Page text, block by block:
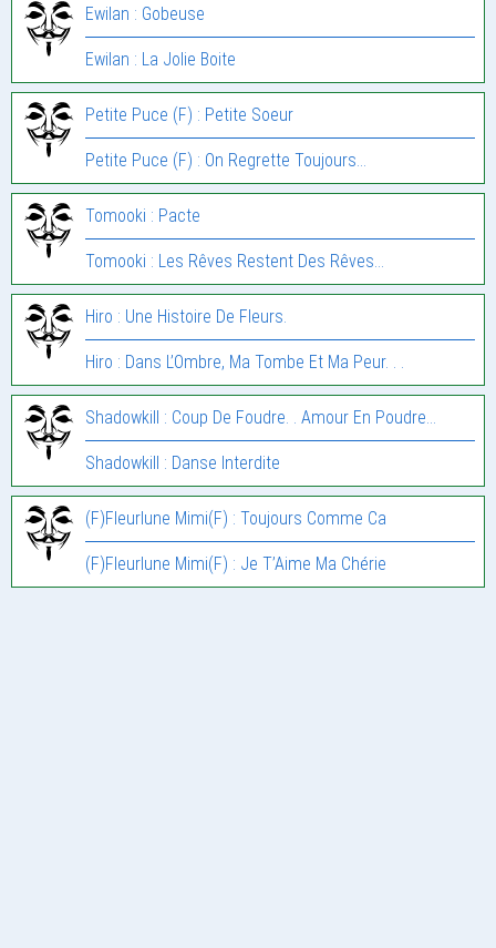
Ewilan : Gobeuse
Ewilan : La Jolie Boite
Petite Puce (F) : Petite Soeur
Petite Puce (F) : On Regrette Toujours…
Tomooki : Pacte
Tomooki : Les Rêves Restent Des Rêves…
Hiro : Une Histoire De Fleurs.
Hiro : Dans L’Ombre, Ma Tombe Et Ma Peur. . .
Shadowkill : Coup De Foudre. . Amour En Poudre…
Shadowkill : Danse Interdite
(F)Fleurlune Mimi(F) : Toujours Comme Ca
(F)Fleurlune Mimi(F) : Je T’Aime Ma Chérie